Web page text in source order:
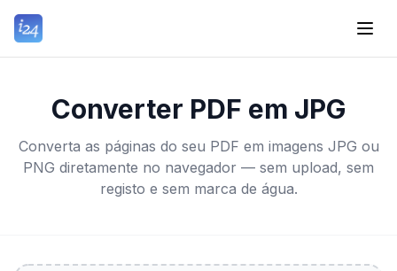
Converter PDF em JPG
Converta as páginas do seu PDF em imagens JPG ou
PNG diretamente no navegador — sem upload, sem
registo e sem marca de água.